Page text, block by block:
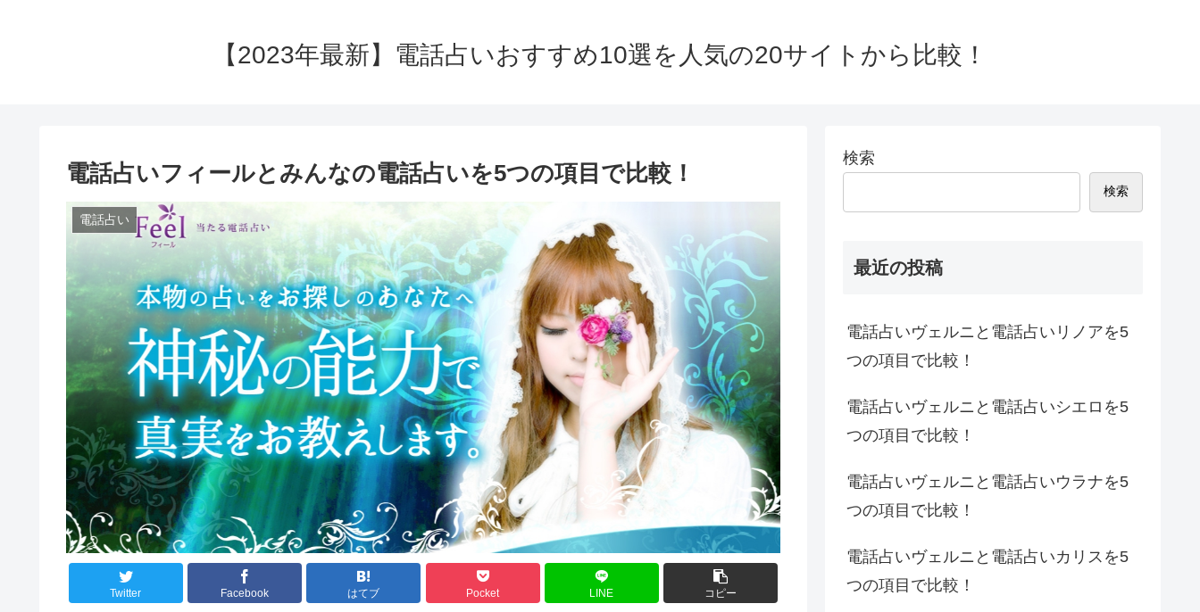
【2023年最新】電話占いおすすめ10選を人気の20サイトから比較！
電話占いフィールとみんなの電話占いを5つの項目で比較！
電話占い
Twitter Facebook はてブ Pocket LINE コピー
検索
検索
最近の投稿
電話占いヴェルニと電話占いリノアを5
つの項目で比較！
電話占いヴェルニと電話占いシエロを5
つの項目で比較！
電話占いヴェルニと電話占いウラナを5
つの項目で比較！
電話占いヴェルニと電話占いカリスを5
つの項目で比較！